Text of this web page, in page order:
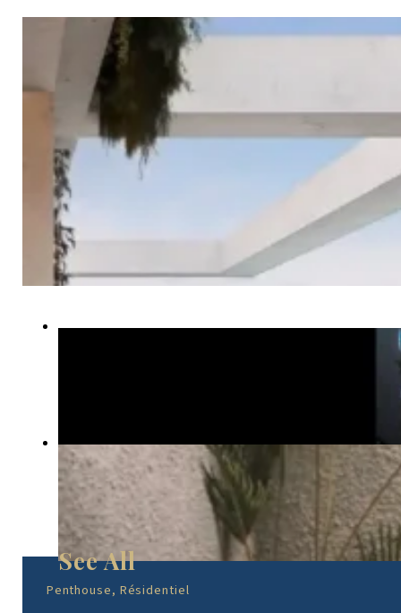
Penthouse, Résidentiel